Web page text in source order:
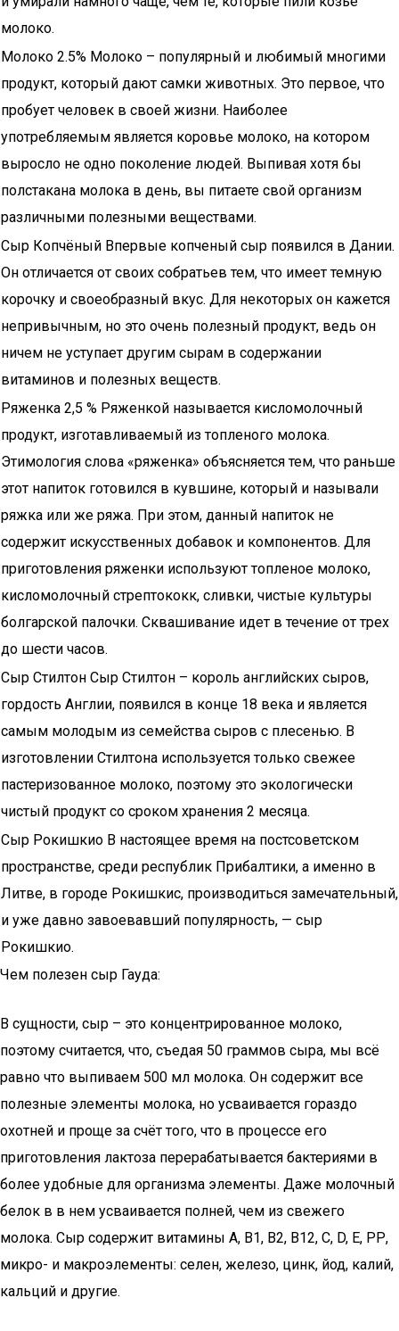
молоко.
Молоко 2.5% Молоко – популярный и любимый многими
продукт, который дают самки животных. Это первое, что
пробует человек в своей жизни. Наиболее
употребляемым является коровье молоко, на котором
выросло не одно поколение людей. Выпивая хотя бы
полстакана молока в день, вы питаете свой организм
различными полезными веществами.
Сыр Копчёный Впервые копченый сыр появился в Дании.
Он отличается от своих собратьев тем, что имеет темную
корочку и своеобразный вкус. Для некоторых он кажется
непривычным, но это очень полезный продукт, ведь он
ничем не уступает другим сырам в содержании
витаминов и полезных веществ.
Ряженка 2,5 % Ряженкой называется кисломолочный
продукт, изготавливаемый из топленого молока.
Этимология слова «ряженка» объясняется тем, что раньше
этот напиток готовился в кувшине, который и называли
ряжка или же ряжа. При этом, данный напиток не
содержит искусственных добавок и компонентов. Для
приготовления ряженки используют топленое молоко,
кисломолочный стрептококк, сливки, чистые культуры
болгарской палочки. Сквашивание идет в течение от трех
до шести часов.
Сыр Стилтон Сыр Стилтон – король английских сыров,
гордость Англии, появился в конце 18 века и является
самым молодым из семейства сыров с плесенью. В
изготовлении Стилтона используется только свежее
пастеризованное молоко, поэтому это экологически
чистый продукт со сроком хранения 2 месяца.
Сыр Рокишкио В настоящее время на постсоветском
пространстве, среди республик Прибалтики, а именно в
Литве, в городе Рокишкис, производиться замечательный,
и уже давно завоевавший популярность, — сыр
Рокишкио.
Чем полезен сыр Гауда:
В сущности, сыр – это концентрированное молоко,
поэтому считается, что, съедая 50 граммов сыра, мы всё
равно что выпиваем 500 мл молока. Он содержит все
полезные элементы молока, но усваивается гораздо
охотней и проще за счёт того, что в процессе его
приготовления лактоза перерабатывается бактериями в
более удобные для организма элементы. Даже молочный
белок в в нем усваивается полней, чем из свежего
молока. Сыр содержит витамины А, В1, В2, В12, С, D, Е, РР,
микро- и макроэлементы: селен, железо, цинк, йод, калий,
кальций и другие.